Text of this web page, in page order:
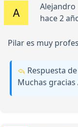
Alejandro
hace 2
Pilar es muy
Respuesta de
Muchas